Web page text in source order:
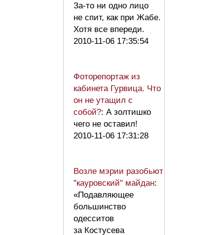
За-то ни одно лицо
не спит, как при Жабе.
Хотя все впереди.
2010-11-06 17:35:54
Фоторепортаж из
кабинета Гурвица. Что
он не утащил с
собой?: А золтишко
чего не оставил!
2010-11-06 17:31:28
Возле мэрии разобьют
"кауровский" майдан:
«Подавляющее
большинство
одесситов
за Костусева